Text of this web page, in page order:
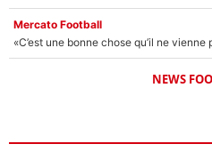
Mercato Football
NEWS